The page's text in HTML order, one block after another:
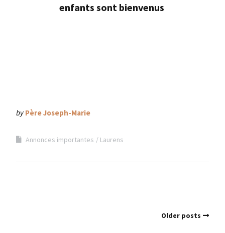
enfants sont bienvenus
by Père Joseph-Marie
Annonces importantes Laurens
Older posts